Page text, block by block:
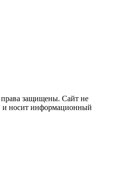
защищены. Сайт не
и носит информационный